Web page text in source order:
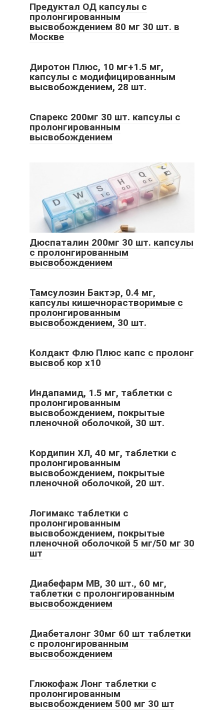
Предуктал ОД капсулы с
пролонгированным
высвобождением 80 мг 30 шт. в
Москве
Диротон Плюс, 10 мг+1.5 мг,
капсулы с модифицированным
высвобождением, 28 шт.
Спарекс 200мг 30 шт. капсулы с
пролонгированным
высвобождением
Дюспаталин 200мг 30 шт. капсулы
с пролонгированным
высвобождением
Тамсулозин Бактэр, 0.4 мг,
капсулы кишечнорастворимые с
пролонгированным
высвобождением, 30 шт.
Колдакт Флю Плюс капс с пролонг
высвоб кор x10
Индапамид, 1.5 мг, таблетки с
пролонгированным
высвобождением, покрытые
пленочной оболочкой, 30 шт.
Кордипин XЛ, 40 мг, таблетки с
пролонгированным
высвобождением, покрытые
пленочной оболочкой, 20 шт.
Логимакс таблетки с
пролонгированным
высвобождением, покрытые
пленочной оболочкой 5 мг/50 мг 30
шт
Диабефарм МВ, 30 шт., 60 мг,
таблетки с пролонгированным
высвобождением
Диабеталонг 30мг 60 шт таблетки
с пролонгированным
высвобождением
Глюкофаж Лонг таблетки с
пролонгированным
высвобождением 500 мг 30 шт